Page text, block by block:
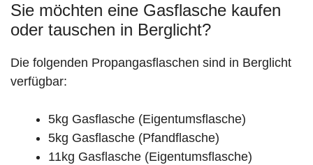
Sie möchten eine Gasflasche kaufen
oder tauschen in Berglicht?
Die folgenden Propangasflaschen sind in Berglicht
verfügbar:
5kg Gasflasche (Eigentumsflasche)
5kg Gasflasche (Pfandflasche)
11kg Gasflasche (Eigentumsflasche)